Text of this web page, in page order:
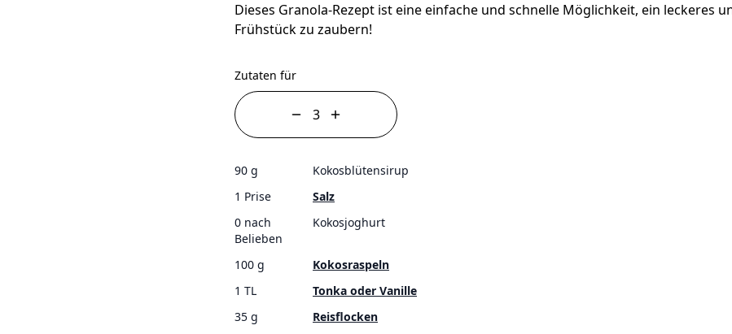
Dieses Granola-Rezept ist eine einfache und schnelle Möglichkeit, ein leckeres
Frühstück zu zaubern!
Zutaten für
90 g
Kokosblütensirup
1 Prise
Salz
0 nach
Belieben
Kokosjoghurt
100 g
Kokosraspeln
1 TL
Tonka oder Vanille
35 g
Reisflocken